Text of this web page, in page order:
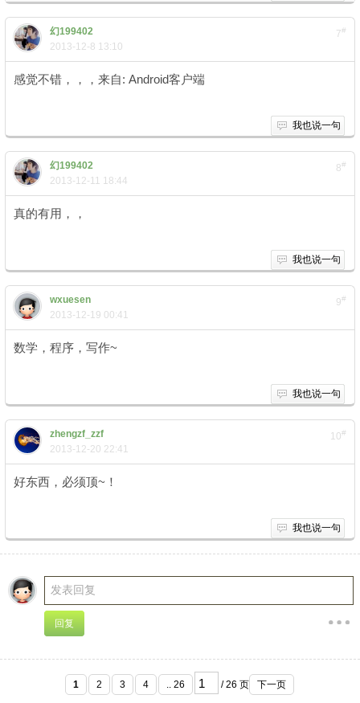
7#
幻199402
2013-12-8 13:10
感觉不错，，，来自: Android客户端
我也说一句
8#
幻199402
2013-12-11 18:44
真的有用，，
我也说一句
9#
wxuesen
2013-12-19 00:41
数学，程序，写作~
我也说一句
10#
zhengzf_zzf
2013-12-20 22:41
好东西，必须顶~！
我也说一句
1 2 3 4 .. 26 / 26 页 下一页